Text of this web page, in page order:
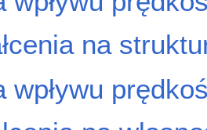
na
wpływu